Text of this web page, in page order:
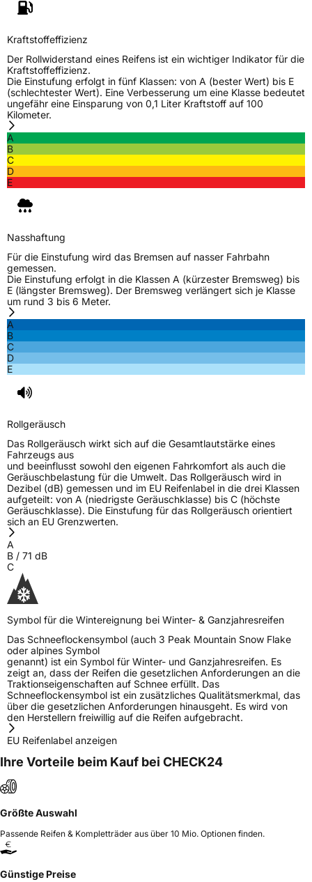
Kraftstoffeffizienz
Der Rollwiderstand eines Reifens ist ein wichtiger Indikator für die
Kraftstoffeffizienz.
Die Einstufung erfolgt in fünf Klassen: von A (bester Wert) bis E
(schlechtester Wert). Eine Verbesserung um eine Klasse bedeutet
ungefähr eine Einsparung von 0,1 Liter Kraftstoff auf 100
Kilometer.
A
B
C
D
E
Nasshaftung
Für die Einstufung wird das Bremsen auf nasser Fahrbahn
gemessen.
Die Einstufung erfolgt in die Klassen A (kürzester Bremsweg) bis
E (längster Bremsweg). Der Bremsweg verlängert sich je Klasse
um rund 3 bis 6 Meter.
A
B
C
D
E
Rollgeräusch
Das Rollgeräusch wirkt sich auf die Gesamtlautstärke eines
Fahrzeugs aus
und beeinflusst sowohl den eigenen Fahrkomfort als auch die
Geräuschbelastung für die Umwelt. Das Rollgeräusch wird in
Dezibel (dB) gemessen und im EU Reifenlabel in die drei Klassen
aufgeteilt: von A (niedrigste Geräuschklasse) bis C (höchste
Geräuschklasse). Die Einstufung für das Rollgeräusch orientiert
sich an EU Grenzwerten.
A
B / 71 dB
C
Symbol für die Wintereignung bei Winter- & Ganzjahresreifen
Das Schneeflockensymbol (auch 3 Peak Mountain Snow Flake
oder alpines Symbol
genannt) ist ein Symbol für Winter- und Ganzjahresreifen. Es
zeigt an, dass der Reifen die gesetzlichen Anforderungen an die
Traktionseigenschaften auf Schnee erfüllt. Das
Schneeflockensymbol ist ein zusätzliches Qualitätsmerkmal, das
über die gesetzlichen Anforderungen hinausgeht. Es wird von
den Herstellern freiwillig auf die Reifen aufgebracht.
EU Reifenlabel anzeigen
Ihre Vorteile beim Kauf bei CHECK24
Größte Auswahl
Passende Reifen & Kompletträder aus über 10 Mio. Optionen finden.
Günstige Preise